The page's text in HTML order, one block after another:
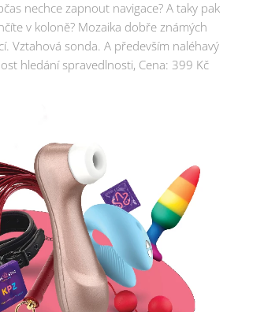
nechce zapnout navigace? A taky pak
v koloně? Mozaika dobře známých
Vztahová sonda. A především naléhavý
hledání spravedlnosti, Cena: 399 Kč